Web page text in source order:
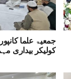
جمعیۃ علما
کولیکر بیداری